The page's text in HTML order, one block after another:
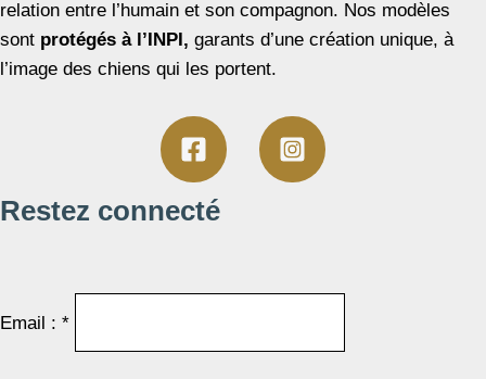
relation entre l’humain et son compagnon. Nos modèles
sont protégés à l’INPI, garants d’une création unique, à
l’image des chiens qui les portent.
Restez connecté
Email : *